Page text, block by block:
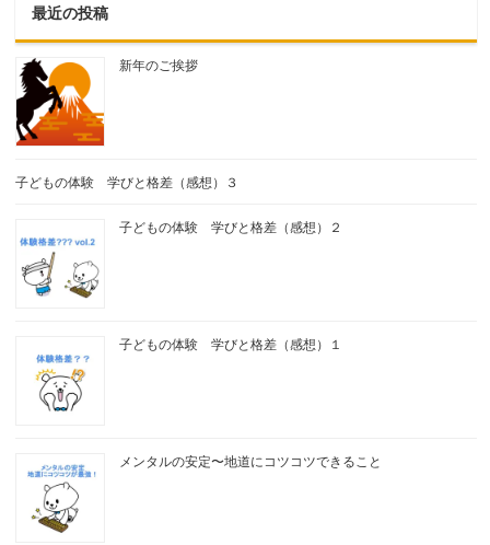
最近の投稿
新年のご挨拶
子どもの体験 学びと格差（感想）３
子どもの体験 学びと格差（感想）２
子どもの体験 学びと格差（感想）１
メンタルの安定〜地道にコツコツできること